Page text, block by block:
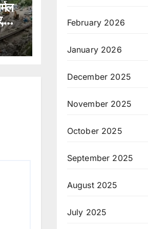
February 2026
January 2026
December 2025
November 2025
October 2025
September 2025
August 2025
July 2025